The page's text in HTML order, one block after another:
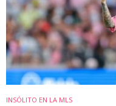
INSÓLITO EN LA MLS